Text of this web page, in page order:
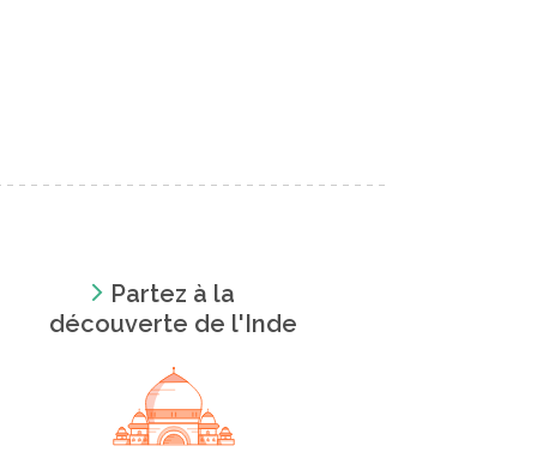
Partez à la
découverte de l'Inde